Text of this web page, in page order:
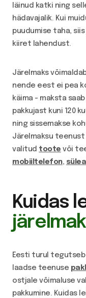
läinud katki ning
hädavajalik. Kui
puudumise taha,
kiiret lahendust.
Järelmaks
nende eest ei pea
käima - maksta
pakkujast kuni 120
ning sissemakse
Järelmaksu
valitud toote või
mobiiltelefon,
Kuidas
Eesti turul tegutseb
laadse teenuse
ostjale võimaluse
pakkumine. Kuidas